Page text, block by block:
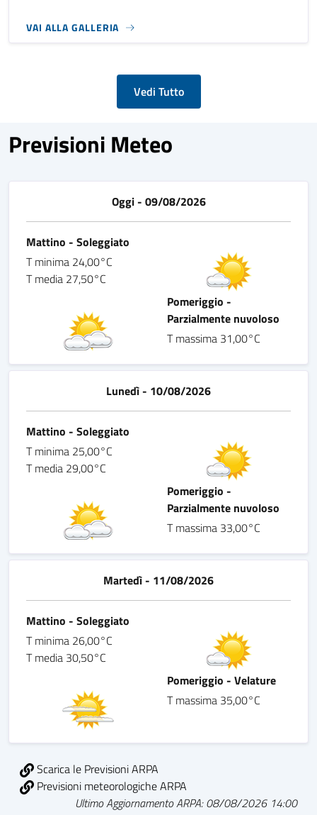
VAI ALLA GALLERIA
Vedi Tutto
Previsioni Meteo
Oggi - 09/08/2026
Mattino - Soleggiato
T minima 24,00°C
T media 27,50°C
Pomeriggio -
Parzialmente nuvoloso
T massima 31,00°C
Lunedì - 10/08/2026
Mattino - Soleggiato
T minima 25,00°C
T media 29,00°C
Pomeriggio -
Parzialmente nuvoloso
T massima 33,00°C
Martedì - 11/08/2026
Mattino - Soleggiato
T minima 26,00°C
T media 30,50°C
Pomeriggio - Velature
T massima 35,00°C
Scarica le Previsioni ARPA
Previsioni meteorologiche ARPA
Ultimo Aggiornamento ARPA: 08/08/2026 14:00